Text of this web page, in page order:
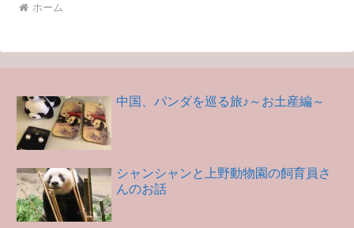
ホーム
中国、パンダを巡る旅♪～お土産編～
シャンシャンと上野動物園の飼育員さ
んのお話